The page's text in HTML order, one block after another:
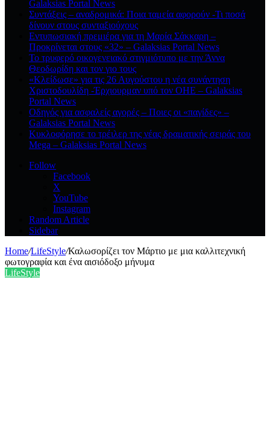
Galaksias Portal News
Συντάξεις – αναδρομικά: Ποια ταμεία αφορούν -Τι ποσά
δίνουν στους συνταξιούχους
Εντυπωσιακή πρεμιέρα για τη Μαρία Σάκκαρη –
Προκρίνεται στους «32» – Galaksias Portal News
Το τρυφερό οικογενειακό στιγμιότυπο με την Άννα
Θεοδωρίδη και τον γιο τους
«Κλείδωσε» για τις 26 Αυγούστου η νέα συνάντηση
Χριστοδουλίδη -Έρχιουρμαν υπό τον ΟΗΕ – Galaksias
Portal News
Οδηγός για ασφαλείς αγορές – Ποιες οι «παγίδες» –
Galaksias Portal News
Κυκλοφόρησε το τρέιλερ της νέας δραματικής σειράς του
Mega – Galaksias Portal News
Follow
Facebook
X
YouTube
Instagram
Random Article
Sidebar
Home/LifeStyle/Καλωσορίζει τον Μάρτιο με μια καλλιτεχνική
φωτογραφία και ένα αισιόδοξο μήνυμα
LifeStyle